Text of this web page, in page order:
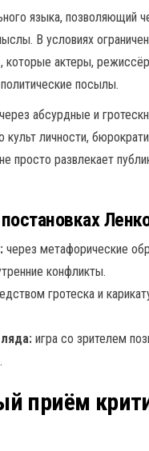
языка, позволяющий
В условиях
которые актеры,
посылы.
абсурдные и
личности,
просто развлекает
через метафорические
конфликты.
гротеска и
игра со зрителем
приём